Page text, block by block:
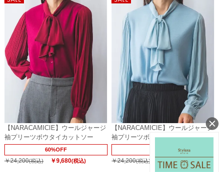
【NARACAMICIE】ウールジャージ
袖プリーツボウタイカットソー
60%OFF
￥24,200(税込) ￥9,680(税込)
【NARACAMICIE】ウールジャージ
袖プリーツボウタイカットソー
￥24,200(税込) ￥9,680 (税込)